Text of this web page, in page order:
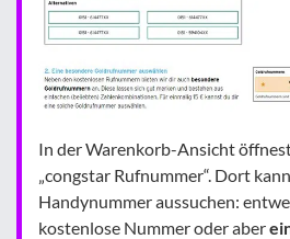
In der Warenkorb-Ansicht
„congstar Rufnummer“. Dort
Handynummer aussuchen:
kostenlose Nummer oder aber